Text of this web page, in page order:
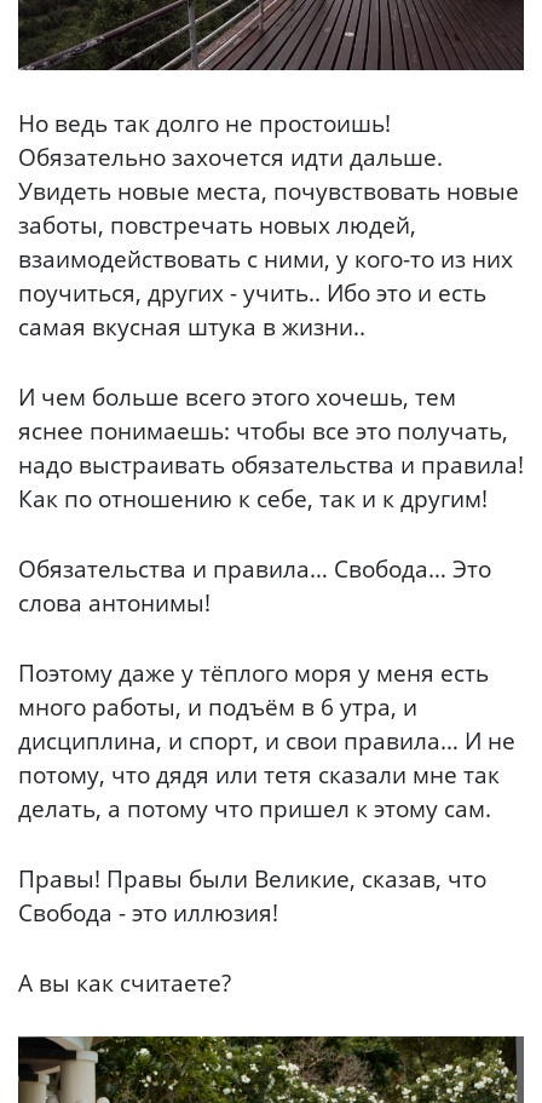
Но ведь так долго не простоишь!
Обязательно захочется идти дальше.
Увидеть новые места, почувствовать новые
заботы, повстречать новых людей,
взаимодействовать с ними, у кого-то из них
поучиться, других - учить.. Ибо это и есть
самая вкусная штука в жизни..
И чем больше всего этого хочешь, тем
яснее понимаешь: чтобы все это получать,
надо выстраивать обязательства и правила!
Как по отношению к себе, так и к другим!
Обязательства и правила… Свобода… Это
слова антонимы!
Поэтому даже у тёплого моря у меня есть
много работы, и подъём в 6 утра, и
дисциплина, и спорт, и свои правила… И не
потому, что дядя или тетя сказали мне так
делать, а потому что пришел к этому сам.
Правы! Правы были Великие, сказав, что
Свобода - это иллюзия!
А вы как считаете?